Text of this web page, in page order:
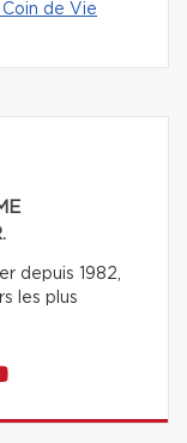
de Vie
depuis 1982,
les plus